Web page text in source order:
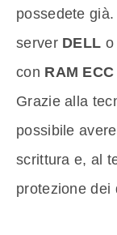
possedete
server DELL
con RAM ECC
Grazie alla
possibile
scrittura e, al
protezione dei